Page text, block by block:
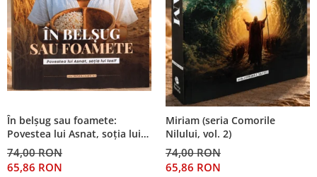
În belșug sau foamete:
Povestea lui Asnat, soția lui
Iosif (Seria Cronicile Egiptului,
vol. 2)
74,00 RON
65,86 RON
Miriam (seria Comorile
Nilului, vol. 2)
74,00 RON
65,86 RON